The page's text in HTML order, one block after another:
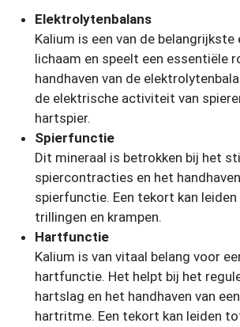
Elektrolytenbalans
Kalium is een van de
lichaam en speelt een essentiële
handhaven van de
de elektrische activiteit van
hartspier.
Spierfunctie
Dit mineraal is betrokken bij het
spiercontracties en het
spierfunctie. Een tekort kan
trillingen en krampen.
Hartfunctie
Kalium is van vitaal belang voor
hartfunctie. Het helpt bij het
hartslag en het handhaven van
hartritme. Een tekort kan leiden